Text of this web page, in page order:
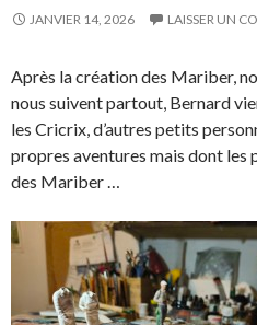
JANVIER 14, 2026 LAISSER UN
Après la création des Mariber,
nous suivent partout, Bernard
les Cricrix, d’autres petits
propres aventures mais dont les
des Mariber …